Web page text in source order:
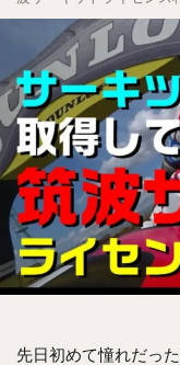
先日初めて憧れだっ